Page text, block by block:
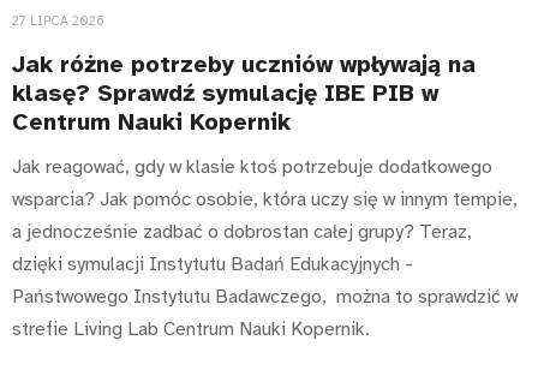
27 LIPCA 2026
Jak różne potrzeby uczniów wpływają na
klasę? Sprawdź symulację IBE PIB w
Centrum Nauki Kopernik
Jak reagować, gdy w klasie ktoś potrzebuje dodatkowego
wsparcia? Jak pomóc osobie, która uczy się w innym tempie,
a jednocześnie zadbać o dobrostan całej grupy? ​Teraz,
dzięki symulacji Instytutu Badań Edukacyjnych -
Państwowego Instytutu Badawczego, można to sprawdzić w
strefie Living Lab Centrum Nauki Kopernik.